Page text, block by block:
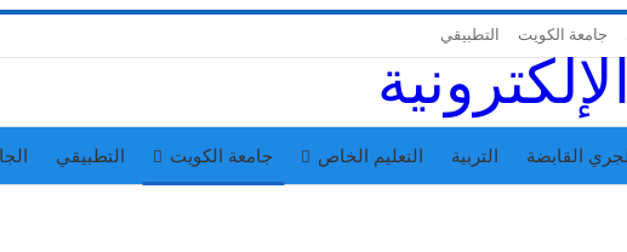
جامعة الكويت التطبيقي
القابضة التربية التعليم الخاص جامعة الكويت التطبيقي